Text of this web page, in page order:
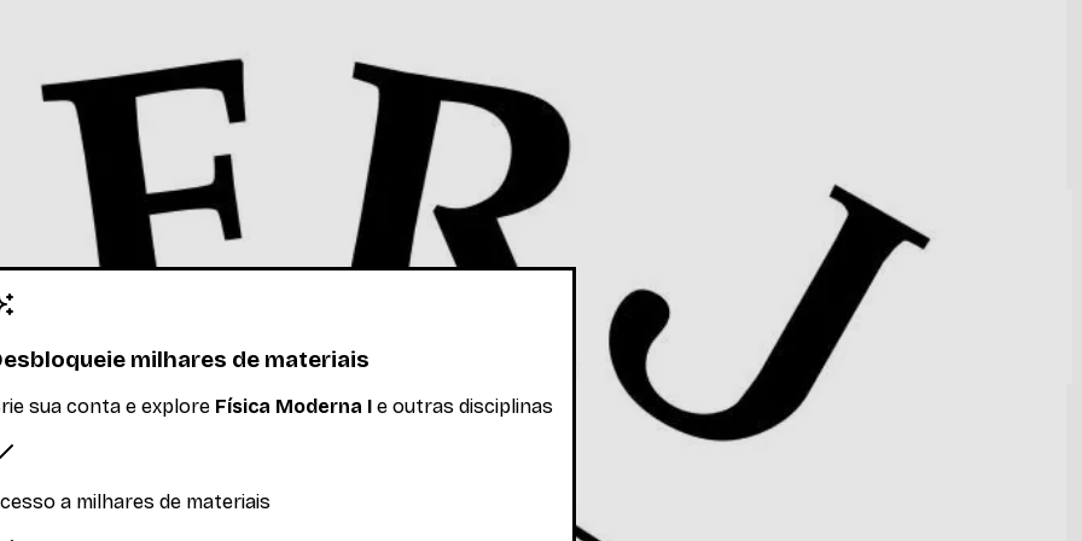
A radiação de uma carga elétrica acelerada. A distribuição de Boltzmann. Teoria c
...
milhares de materiais
sua conta e explore Física Moderna I e outras disciplinas
a milhares de materiais